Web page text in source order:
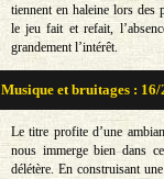
tiennent en haleine lors des
le jeu fait et refait,
grandement l’intérêt.
Musique et bruitages : 16/
Le titre profite d’une
nous immerge bien dans
délétère. En construisant